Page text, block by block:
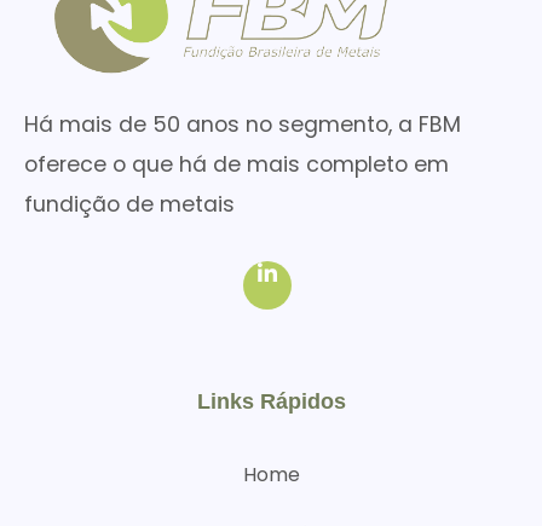
Há mais de 50 anos no segmento, a FBM
oferece o que há de mais completo em
fundição de metais
Links Rápidos
Home